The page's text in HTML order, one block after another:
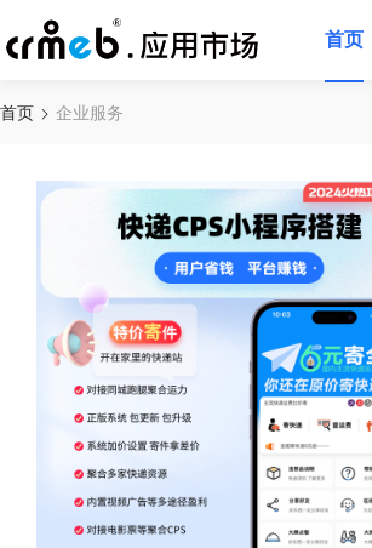
首页
首页 企业服务